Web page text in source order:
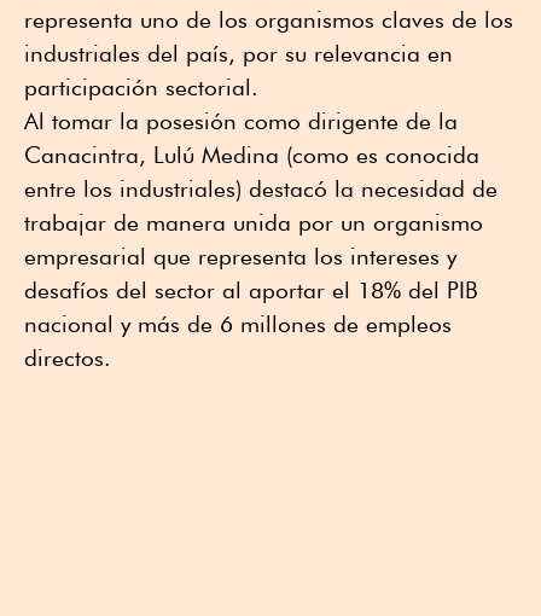
representa uno de los organismos claves de los
industriales del país, por su relevancia en
participación sectorial.
Al tomar la posesión como dirigente de la
Canacintra, Lulú Medina (como es conocida
entre los industriales) destacó la necesidad de
trabajar de manera unida por un organismo
empresarial que representa los intereses y
desafíos del sector al aportar el 18% del PIB
nacional y más de 6 millones de empleos
directos.